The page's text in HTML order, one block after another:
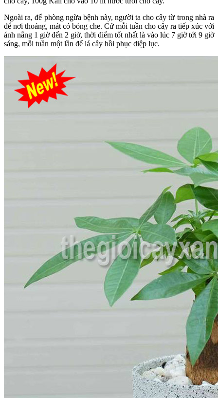
Ngoài ra, để phòng ngừa bệnh này, người ta cho cây từ trong nhà ra
để nơi thoáng, mát có bóng che. Cứ mỗi tuần cho cây ra tiếp xúc với
ánh nắng 1 giờ đến 2 giờ, thời điểm tốt nhất là vào lúc 7 giờ tới 9 giờ
sáng, mỗi tuần một lần để lá cây hồi phục diệp lục.